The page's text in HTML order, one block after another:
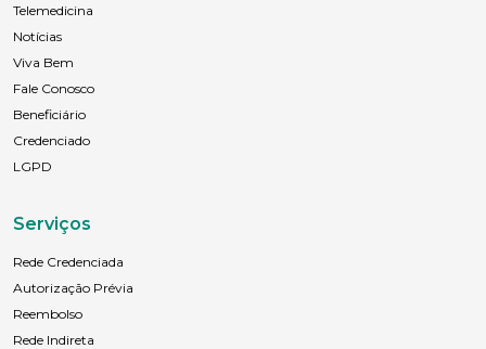
Telemedicina
Notícias
Viva Bem
Fale Conosco
Beneficiário
Credenciado
LGPD
Serviços
Rede Credenciada
Autorização Prévia
Reembolso
Rede Indireta